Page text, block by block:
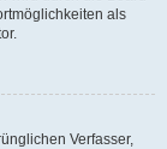
als
Verfasser,